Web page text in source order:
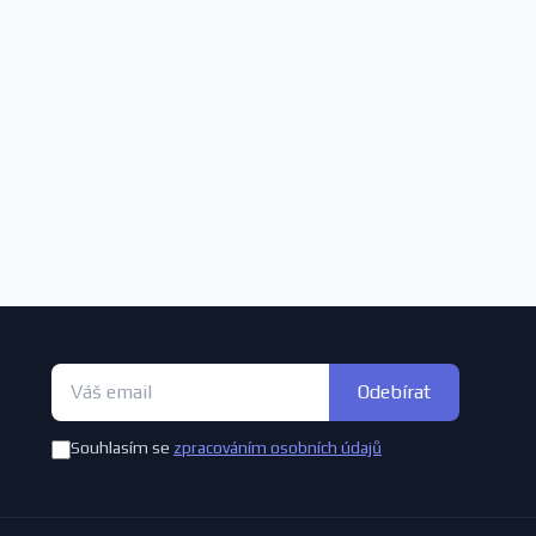
Odebírat
Souhlasím se zpracováním osobních údajů